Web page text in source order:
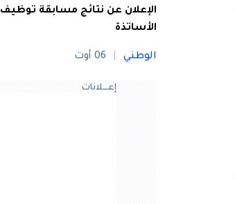
الإعلان عن نتائج مسابقة توظيف
الأساتذة
الوطني 06 أوت
إعــــلانات